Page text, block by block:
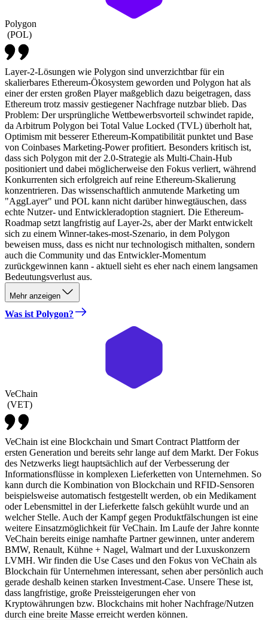
Polygon
(POL)
Layer-2-Lösungen wie Polygon sind unverzichtbar für ein
skalierbares Ethereum-Ökosystem geworden und Polygon hat als
einer der ersten großen Player maßgeblich dazu beigetragen, dass
Ethereum trotz massiv gestiegener Nachfrage nutzbar blieb. Das
Problem: Der ursprüngliche Wettbewerbsvorteil schwindet rapide,
da Arbitrum Polygon bei Total Value Locked (TVL) überholt hat,
Optimism mit besserer Ethereum-Kompatibilität punktet und Base
von Coinbases Marketing-Power profitiert. Besonders kritisch ist,
dass sich Polygon mit der 2.0-Strategie als Multi-Chain-Hub
positioniert und dabei möglicherweise den Fokus verliert, während
Konkurrenten sich erfolgreich auf reine Ethereum-Skalierung
konzentrieren. Das wissenschaftlich anmutende Marketing um
"AggLayer" und POL kann nicht darüber hinwegtäuschen, dass
echte Nutzer- und Entwickleradoption stagniert. Die Ethereum-
Roadmap setzt langfristig auf Layer-2s, aber der Markt entwickelt
sich zu einem Winner-takes-most-Szenario, in dem Polygon
beweisen muss, dass es nicht nur technologisch mithalten, sondern
auch die Community und das Entwickler-Momentum
zurückgewinnen kann - aktuell sieht es eher nach einem langsamen
Bedeutungsverlust aus.
Mehr anzeigen
Was ist Polygon?
VeChain
(VET)
VeChain ist eine Blockchain und Smart Contract Plattform der
ersten Generation und bereits sehr lange auf dem Markt. Der Fokus
des Netzwerks liegt hauptsächlich auf der Verbesserung der
Informationsflüsse in komplexen Lieferketten von Unternehmen. So
kann durch die Kombination von Blockchain und RFID-Sensoren
beispielsweise automatisch festgestellt werden, ob ein Medikament
oder Lebensmittel in der Lieferkette falsch gekühlt wurde und an
welcher Stelle. Auch der Kampf gegen Produktfälschungen ist eine
weitere Einsatzmöglichkeit für VeChain. Im Laufe der Jahre konnte
VeChain bereits einige namhafte Partner gewinnen, unter anderem
BMW, Renault, Kühne + Nagel, Walmart und der Luxuskonzern
LVMH. Wir finden die Use Cases und den Fokus von VeChain als
Blockchain für Unternehmen interessant, sehen aber persönlich auch
gerade deshalb keinen starken Investment-Case. Unsere These ist,
dass langfristige, große Preissteigerungen eher von
Kryptowährungen bzw. Blockchains mit hoher Nachfrage/Nutzen
durch eine breite Masse erreicht werden können.